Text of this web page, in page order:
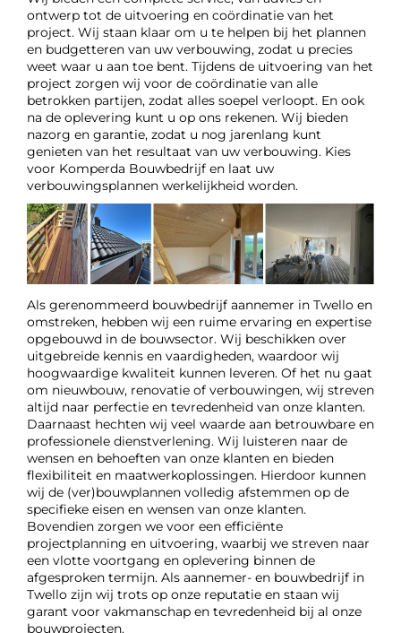
ontwerp tot de uitvoering en coördinatie van het
project. Wij staan klaar om u te helpen bij het plannen
en budgetteren van uw verbouwing, zodat u precies
weet waar u aan toe bent. Tijdens de uitvoering van het
project zorgen wij voor de coördinatie van alle
betrokken partijen, zodat alles soepel verloopt. En ook
na de oplevering kunt u op ons rekenen. Wij bieden
nazorg en garantie, zodat u nog jarenlang kunt
genieten van het resultaat van uw verbouwing. Kies
voor Komperda Bouwbedrijf en laat uw
verbouwingsplannen werkelijkheid worden.
Als gerenommeerd bouwbedrijf aannemer in Twello en
omstreken, hebben wij een ruime ervaring en expertise
opgebouwd in de bouwsector. Wij beschikken over
uitgebreide kennis en vaardigheden, waardoor wij
hoogwaardige kwaliteit kunnen leveren. Of het nu gaat
om nieuwbouw, renovatie of verbouwingen, wij streven
altijd naar perfectie en tevredenheid van onze klanten.
Daarnaast hechten wij veel waarde aan betrouwbare en
professionele dienstverlening. Wij luisteren naar de
wensen en behoeften van onze klanten en bieden
flexibiliteit en maatwerkoplossingen. Hierdoor kunnen
wij de (ver)bouwplannen volledig afstemmen op de
specifieke eisen en wensen van onze klanten.
Bovendien zorgen we voor een efficiënte
projectplanning en uitvoering, waarbij we streven naar
een vlotte voortgang en oplevering binnen de
afgesproken termijn. Als aannemer- en bouwbedrijf in
Twello zijn wij trots op onze reputatie en staan wij
garant voor vakmanschap en tevredenheid bij al onze
bouwprojecten.